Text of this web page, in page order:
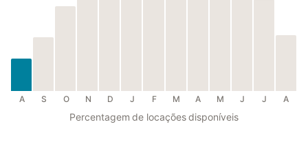
A S O N D J F M A M J J A
Percentagem de locações disponíveis